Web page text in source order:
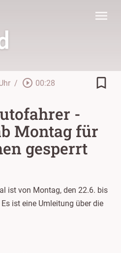
menu
/ play_circle_outline 00:28 bookmark_border
-
Montag für
gesperrt
ist von Montag, den 22.6. bis
ist eine Umleitung über die